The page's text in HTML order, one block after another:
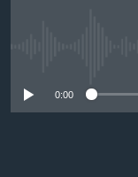
សម្ព័ន្ធ​Khmer English
0:00